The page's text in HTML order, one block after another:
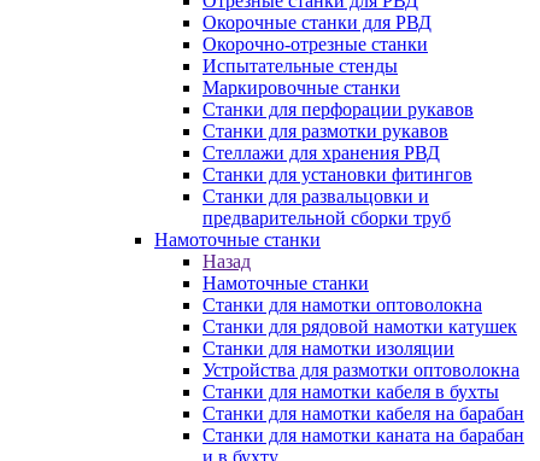
Окорочные станки для РВД
Окорочно-отрезные станки
Испытательные стенды
Маркировочные станки
Станки для перфорации рукавов
Станки для размотки рукавов
Стеллажи для хранения РВД
Станки для установки фитингов
Станки для развальцовки и
предварительной сборки труб
Намоточные станки
Назад
Намоточные станки
Станки для намотки оптоволокна
Станки для рядовой намотки катушек
Станки для намотки изоляции
Устройства для размотки оптоволокна
Станки для намотки кабеля в бухты
Станки для намотки кабеля на барабан
Станки для намотки каната на барабан
и в бухту